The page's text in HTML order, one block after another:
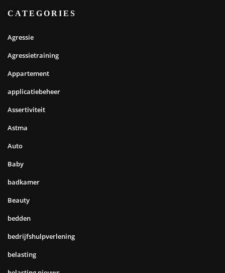
CATEGORIES
Agressie
Agressietraining
Appartement
applicatiebeheer
Assertiviteit
Astma
Auto
Baby
badkamer
Beauty
bedden
bedrijfshulpverlening
belasting